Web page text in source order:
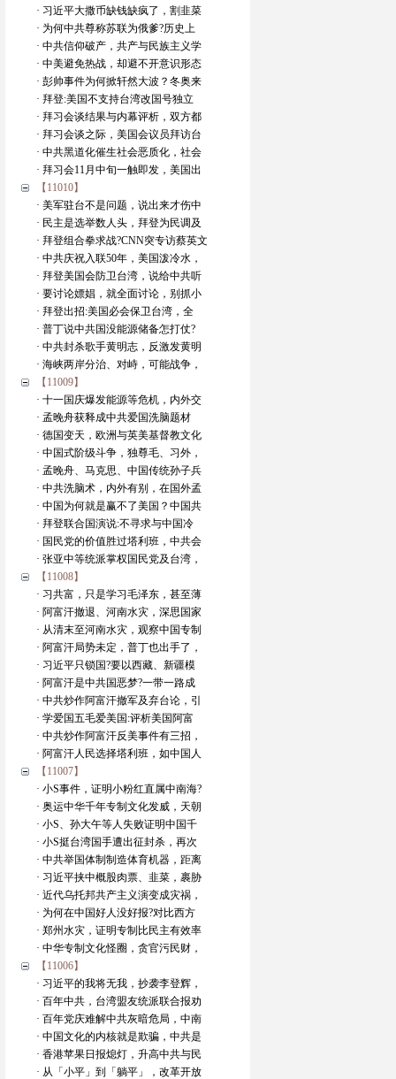
· 习近平大撒币缺钱缺疯了，割韭菜
· 为何中共尊称苏联为俄爹?历史上
· 中共信仰破产，共产与民族主义学
· 中美避免热战，却避不开意识形态
· 彭帅事件为何掀轩然大波？冬奥来
· 拜登:美国不支持台湾改国号独立
· 拜习会谈结果与内幕评析，双方都
· 拜习会谈之际，美国会议员拜访台
· 中共黑道化催生社会恶质化，社会
· 拜习会11月中旬一触即发，美国出
【11010】
· 美军驻台不是问题，说出来才伤中
· 民主是选举数人头，拜登为民调及
· 拜登组合拳求战?CNN突专访蔡英文
· 中共庆祝入联50年，美国泼冷水，
· 拜登美国会防卫台湾，说给中共听
· 要讨论嫖娼，就全面讨论，别抓小
· 拜登出招:美国必会保卫台湾，全
· 普丁说中共国没能源储备怎打仗?
· 中共封杀歌手黄明志，反激发黄明
· 海峡两岸分治、对峙，可能战争，
【11009】
· 十一国庆爆发能源等危机，内外交
· 孟晚舟获释成中共爱国洗脑题材
· 德国变天，欧洲与英美基督教文化
· 中国式阶级斗争，独尊毛、习外，
· 孟晚舟、马克思、中国传统孙子兵
· 中共洗脑术，内外有别，在国外孟
· 中国为何就是赢不了美国？中国共
· 拜登联合国演说:不寻求与中国冷
· 国民党的价值胜过塔利班，中共会
· 张亚中等统派掌权国民党及台湾，
【11008】
· 习共富，只是学习毛泽东，甚至薄
· 阿富汗撤退、河南水灾，深思国家
· 从清末至河南水灾，观察中国专制
· 阿富汗局势未定，普丁也出手了，
· 习近平只锁国?要以西藏、新疆模
· 阿富汗是中共国恶梦?一带一路成
· 中共炒作阿富汗撤军及弃台论，引
· 学爱国五毛爱美国:评析美国阿富
· 中共炒作阿富汗反美事件有三招，
· 阿富汗人民选择塔利班，如中国人
【11007】
· 小S事件，证明小粉红直属中南海?
· 奥运中华千年专制文化发威，天朝
· 小S、孙大午等人失败证明中国千
· 小S挺台湾国手遭出征封杀，再次
· 中共举国体制制造体育机器，距离
· 习近平挟中概股肉票、韭菜，裹胁
· 近代乌托邦共产主义演变成灾祸，
· 为何在中国好人没好报?对比西方
· 郑州水灾，证明专制比民主有效率
· 中华专制文化怪圈，贪官污民财，
【11006】
· 习近平的我将无我，抄袭李登辉，
· 百年中共，台湾盟友统派联合报劝
· 百年党庆难解中共灰暗危局，中南
· 中国文化的内核就是欺骗，中共是
· 香港苹果日报熄灯，升高中共与民
· 从「小平」到「躺平」，改革开放